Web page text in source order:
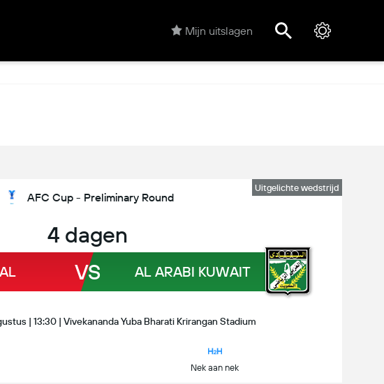
Mijn uitslagen
Uitgelichte wedstrijd
AFC Cup - Preliminary Round
4 dagen
VS AL ARABI KUWAIT
| 13:30 | Vivekananda Yuba Bharati Krirangan Stadium
Nek aan nek